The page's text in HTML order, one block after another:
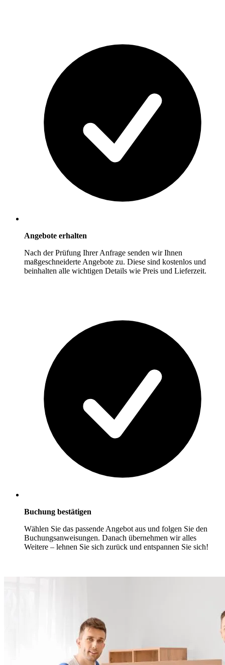
Angebote erhalten
Nach der Prüfung Ihrer Anfrage senden wir Ihnen
maßgeschneiderte Angebote zu. Diese sind kostenlos und
beinhalten alle wichtigen Details wie Preis und Lieferzeit.
Buchung bestätigen
Wählen Sie das passende Angebot aus und folgen Sie den
Buchungsanweisungen. Danach übernehmen wir alles
Weitere – lehnen Sie sich zurück und entspannen Sie sich!